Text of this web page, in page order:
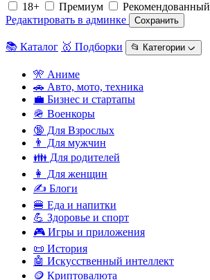
18+
Премиум
Рекомендованный
Редактировать в админке
Сохранить
📚 Каталог 🥇 Подборки 📂 Категории ᨆ
🎌 Аниме
🚗 Авто, мото, техника
💼 Бизнес и стартапы
🪖 Военкоры
🔞 Для Взрослых
👨 Для мужчин
👪 Для родителей
👩 Для женщин
✍️ Блоги
🍔 Еда и напитки
💪 Здоровье и спорт
🎮 Игры и приложения
📜 История
🤖 Искусственный интеллект
🪙 Криптовалюта